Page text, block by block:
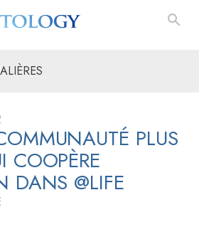
PLUS
COOPÈRE
DANS @LIFE